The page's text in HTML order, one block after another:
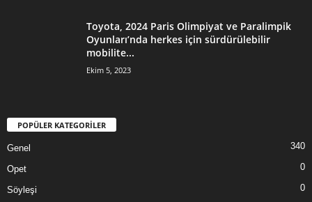
Toyota, 2024 Paris Olimpiyat ve Paralimpik
Oyunları’nda herkes için sürdürülebilir
mobilite...
Ekim 5, 2023
POPÜLER KATEGORİLER
Genel 340
Opet 0
Söyleşi 0